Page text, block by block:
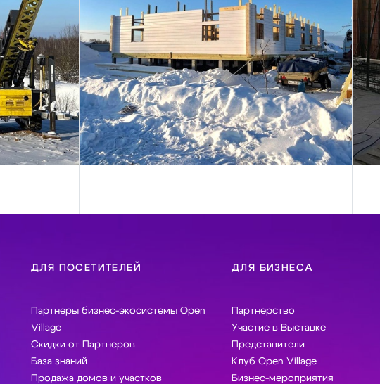
ДЛЯ ПОСЕТИТЕЛЕЙ
Партнеры бизнес-экосистемы Open
Village
Скидки от Партнеров
База знаний
Продажа домов и участков
ДЛЯ БИЗНЕСА
Партнерство
Участие в Выставке
Представители
Клуб Open Village
Бизнес-мероприятия